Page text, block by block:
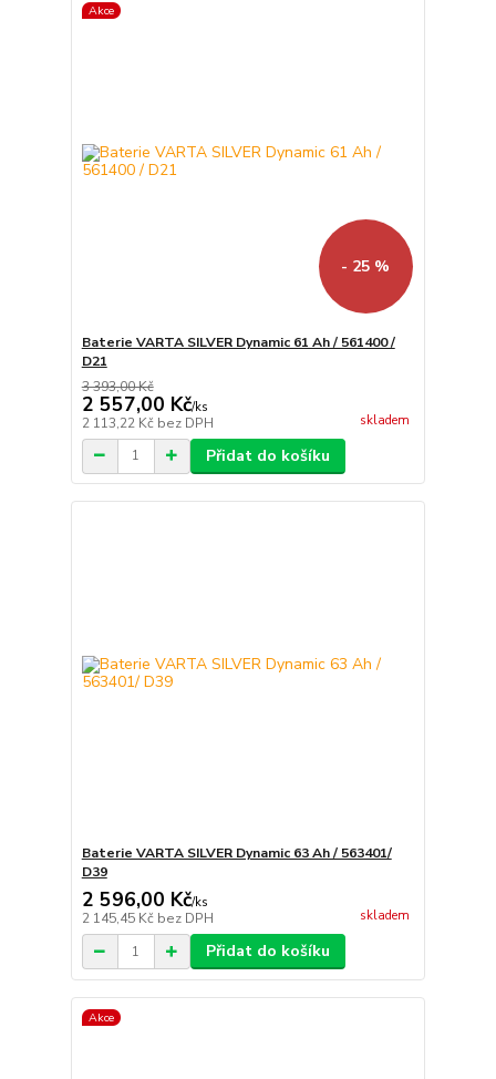
Akce
- 25 %
Baterie VARTA SILVER Dynamic 61 Ah / 561400 /
D21
3 393,00 Kč
2 557,00 Kč/ks
2 113,22 Kč bez DPH skladem
Přidat do košíku
Baterie VARTA SILVER Dynamic 63 Ah / 563401/
D39
2 596,00 Kč/ks
2 145,45 Kč bez DPH skladem
Přidat do košíku
Akce